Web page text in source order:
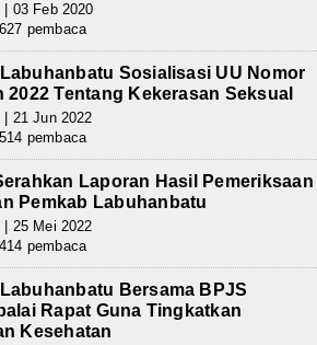
03 Feb 2020
pembaca
Sosialisasi UU Nomor
2022 Tentang Kekerasan Seksual
| 21 Jun 2022
pembaca
Laporan Hasil Pemeriksaan
Pemkab Labuhanbatu
| 25 Mei 2022
pembaca
Bersama BPJS
Rapat Guna Tingkatkan
Kesehatan